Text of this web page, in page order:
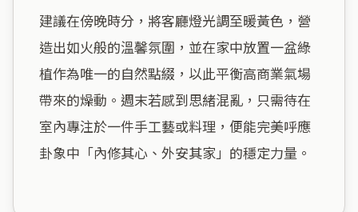
建議在傍晚時分，將客廳燈光調至暖黃色，營
造出如火般的溫馨氛圍，並在家中放置一盆綠
植作為唯一的自然點綴，以此平衡高商業氣場
帶來的燥動。週末若感到思緒混亂，只需待在
室內專注於一件手工藝或料理，便能完美呼應
卦象中「內修其心、外安其家」的穩定力量。